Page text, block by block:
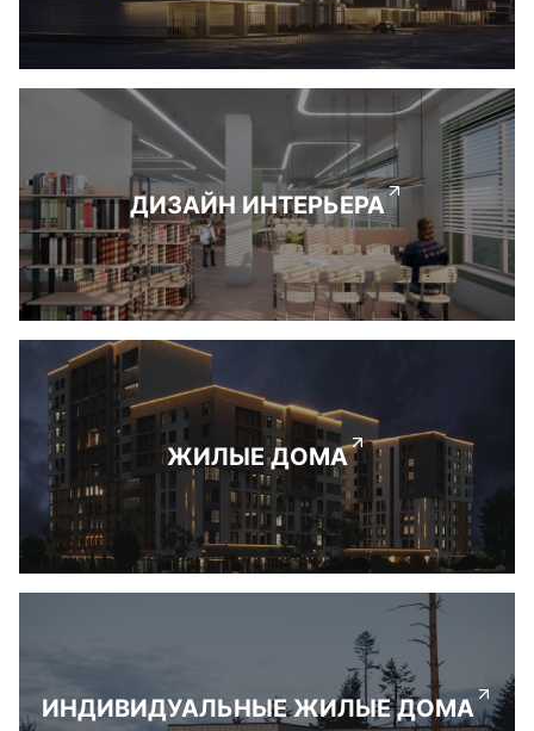
ДИЗАЙН ИНТЕРЬЕРА
ЖИЛЫЕ ДОМА
ИНДИВИДУАЛЬНЫЕ ЖИЛЫЕ ДОМА